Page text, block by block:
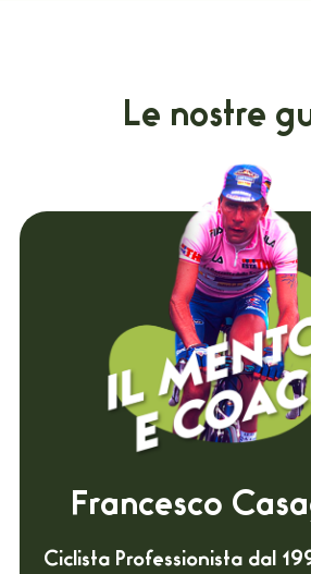
Le nostre
Francesco
Ciclista Professionista dal